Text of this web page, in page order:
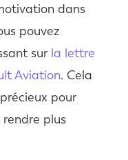
dans
pouvez
sur la lettre
Aviation. Cela
pour
plus